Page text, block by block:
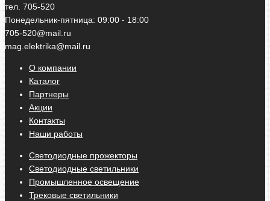
тел. 705-520
Понедельник-пятница: 09:00 - 18:00
705-520@mail.ru
mag.elektrika@mail.ru
О компании
Каталог
Партнеры
Акции
Контакты
Наши работы
Светодиодные прожекторы
Светодиодные светильники
Промышленное освещение
Трековые светильники